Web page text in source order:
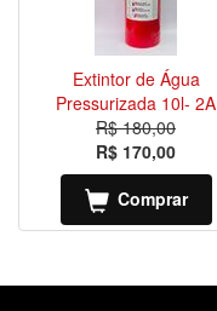
Extintor de Água
Pressurizada 10l- 2A
R$ 180,00
R$ 170,00
Comprar